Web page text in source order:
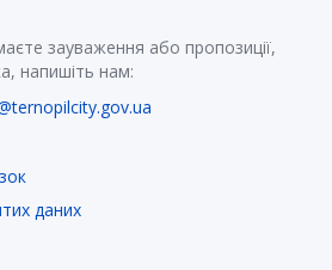
зауваження або пропозиції,
напишіть нам:
даних